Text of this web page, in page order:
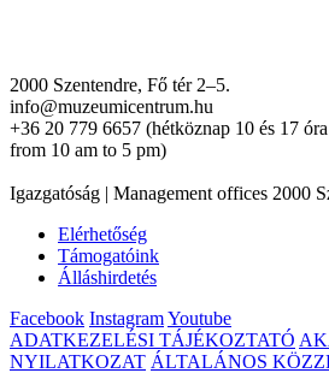
2000 Szentendre, Fő tér 2–5.
info@muzeumicentrum.hu
+36 20 779 6657 (hétköznap 10 és 17
from 10 am to 5 pm)
Igazgatóság | Management offices 2000
Elérhetőség
Támogatóink
Álláshirdetés
Facebook InstagramYoutube
ADATKEZELÉSI TÁJÉKOZTATÓ
NYILATKOZAT ÁLTALÁNOS